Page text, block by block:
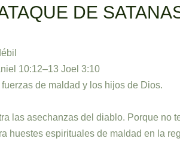
DE
10:12–13 Joel 3:10
de maldad y los hijos de Dios.
las asechanzas del diablo. Porque
huestes espirituales de maldad en la